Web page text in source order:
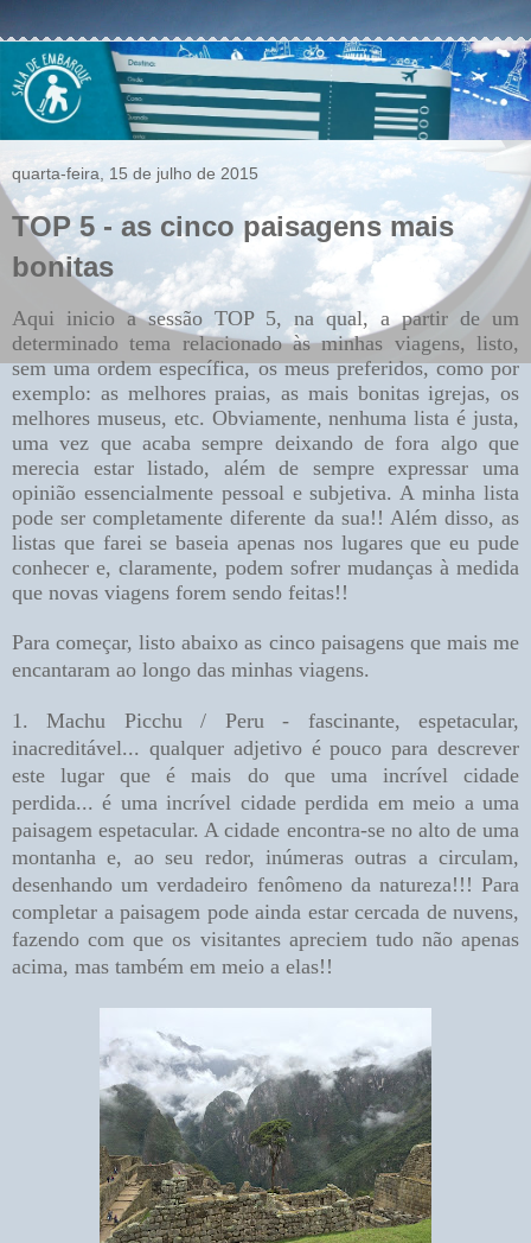
quarta-feira, 15 de julho de 2015
TOP 5 - as cinco paisagens mais
bonitas
Aqui inicio a sessão TOP 5, na qual, a partir de um
determinado tema relacionado às minhas viagens, listo,
sem uma ordem específica, os meus preferidos, como por
exemplo: as melhores praias, as mais bonitas igrejas, os
melhores museus, etc. Obviamente, nenhuma lista é justa,
uma vez que acaba sempre deixando de fora algo que
merecia estar listado, além de sempre expressar uma
opinião essencialmente pessoal e subjetiva. A minha lista
pode ser completamente diferente da sua!! Além disso, as
listas que farei se baseia apenas nos lugares que eu pude
conhecer e, claramente, podem sofrer mudanças à medida
que novas viagens forem sendo feitas!!
Para começar, listo abaixo as cinco paisagens que mais me
encantaram ao longo das minhas viagens.
1. Machu Picchu / Peru - fascinante, espetacular,
inacreditável... qualquer adjetivo é pouco para descrever
este lugar que é mais do que uma incrível cidade
perdida... é uma incrível cidade perdida em meio a uma
paisagem espetacular. A cidade encontra-se no alto de uma
montanha e, ao seu redor, inúmeras outras a circulam,
desenhando um verdadeiro fenômeno da natureza!!! Para
completar a paisagem pode ainda estar cercada de nuvens,
fazendo com que os visitantes apreciem tudo não apenas
acima, mas também em meio a elas!!